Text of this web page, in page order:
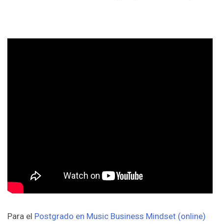
Para el Postgrado en Music Business Mindset (online)